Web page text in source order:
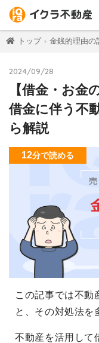
トップ 金銭的理由の
2024/09/28
【借金・お金
借金に伴う不
ら解説
12分で読める
この記事では不動
と、その対処法を
不動産を活用して